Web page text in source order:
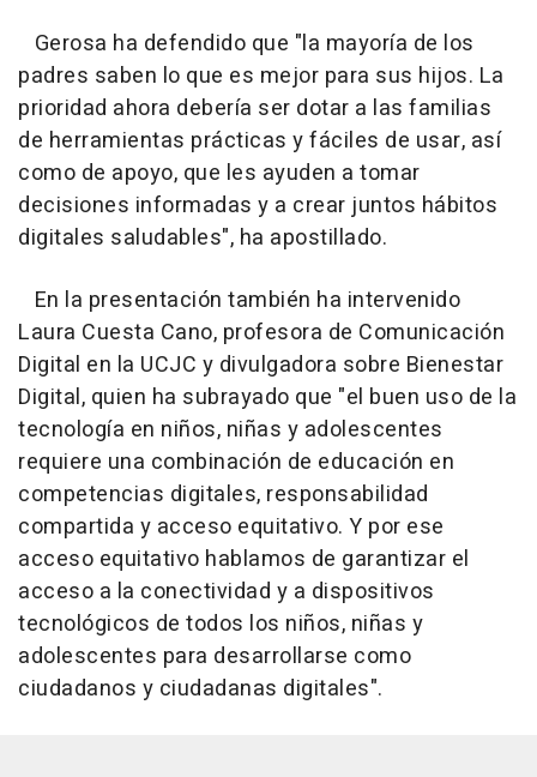
Gerosa ha defendido que "la mayoría de los
padres saben lo que es mejor para sus hijos. La
prioridad ahora debería ser dotar a las familias
de herramientas prácticas y fáciles de usar, así
como de apoyo, que les ayuden a tomar
decisiones informadas y a crear juntos hábitos
digitales saludables", ha apostillado.
En la presentación también ha intervenido
Laura Cuesta Cano, profesora de Comunicación
Digital en la UCJC y divulgadora sobre Bienestar
Digital, quien ha subrayado que "el buen uso de la
tecnología en niños, niñas y adolescentes
requiere una combinación de educación en
competencias digitales, responsabilidad
compartida y acceso equitativo. Y por ese
acceso equitativo hablamos de garantizar el
acceso a la conectividad y a dispositivos
tecnológicos de todos los niños, niñas y
adolescentes para desarrollarse como
ciudadanos y ciudadanas digitales".